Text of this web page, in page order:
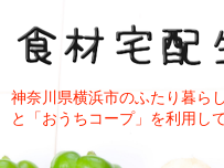
神奈川県横浜市のふたり暮ら
と「おうちコープ」を利用し